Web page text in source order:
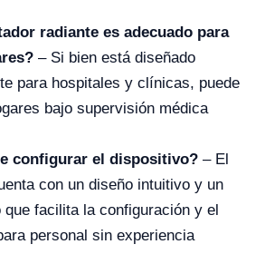
radiante es adecuado para
– Si bien está diseñado
para hospitales y clínicas, puede
bajo supervisión médica
configurar el dispositivo? – El
con un diseño intuitivo y un
que facilita la configuración y el
personal sin experiencia